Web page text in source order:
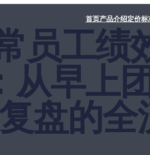
首页产品介绍定价标
员工绩
从早上
盘的全